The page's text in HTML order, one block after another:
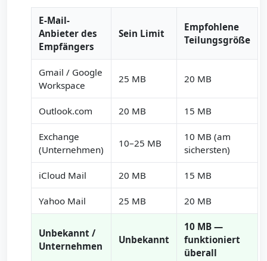
E-Mail-
Anbieter des
Empfängers
Sein Limit
Empfohlene
Teilungsgröße
Gmail / Google
Workspace
25 MB 20 MB
Outlook.com 20 MB 15 MB
Exchange
(Unternehmen)
10–25 MB
10 MB (am
sichersten)
iCloud Mail 20 MB 15 MB
Yahoo Mail 25 MB 20 MB
Unbekannt /
Unternehmen
Unbekannt
10 MB —
funktioniert
überall